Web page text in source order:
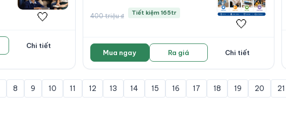
🤍
Chi tiết
400 triệu ₫ Tiết kiệm 165tr
🤍
Mua ngay Ra giá Chi tiết
8 9 10 11 12 13 14 15 16 17 18 19 20 21